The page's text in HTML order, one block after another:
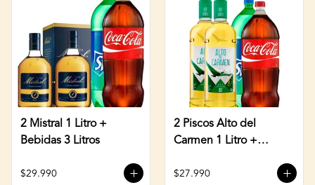
2 Mistral 1 Litro +
Bebidas 3 Litros
$29.990
2 Piscos Alto del
Carmen 1 Litro +
$27.990